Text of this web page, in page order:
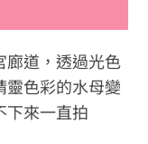
廊道，透過光色
靈色彩的水母變
下來一直拍